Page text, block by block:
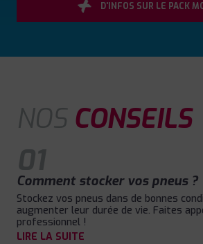
D'INFOS SUR LE PACK
NOS CONSEILS
01
Comment stocker vos pneus ?
Stockez vos pneus dans de bonnes
augmenter leur durée de vie. Faites
professionnel !
LIRE LA SUITE